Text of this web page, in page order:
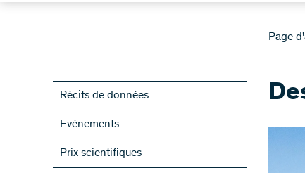
Page
Récits de données
Evénements
Prix scientifiques